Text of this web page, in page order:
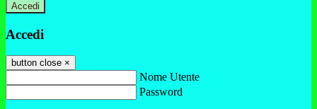
Accedi
Accedi
button close ×
Nome Utente
Password